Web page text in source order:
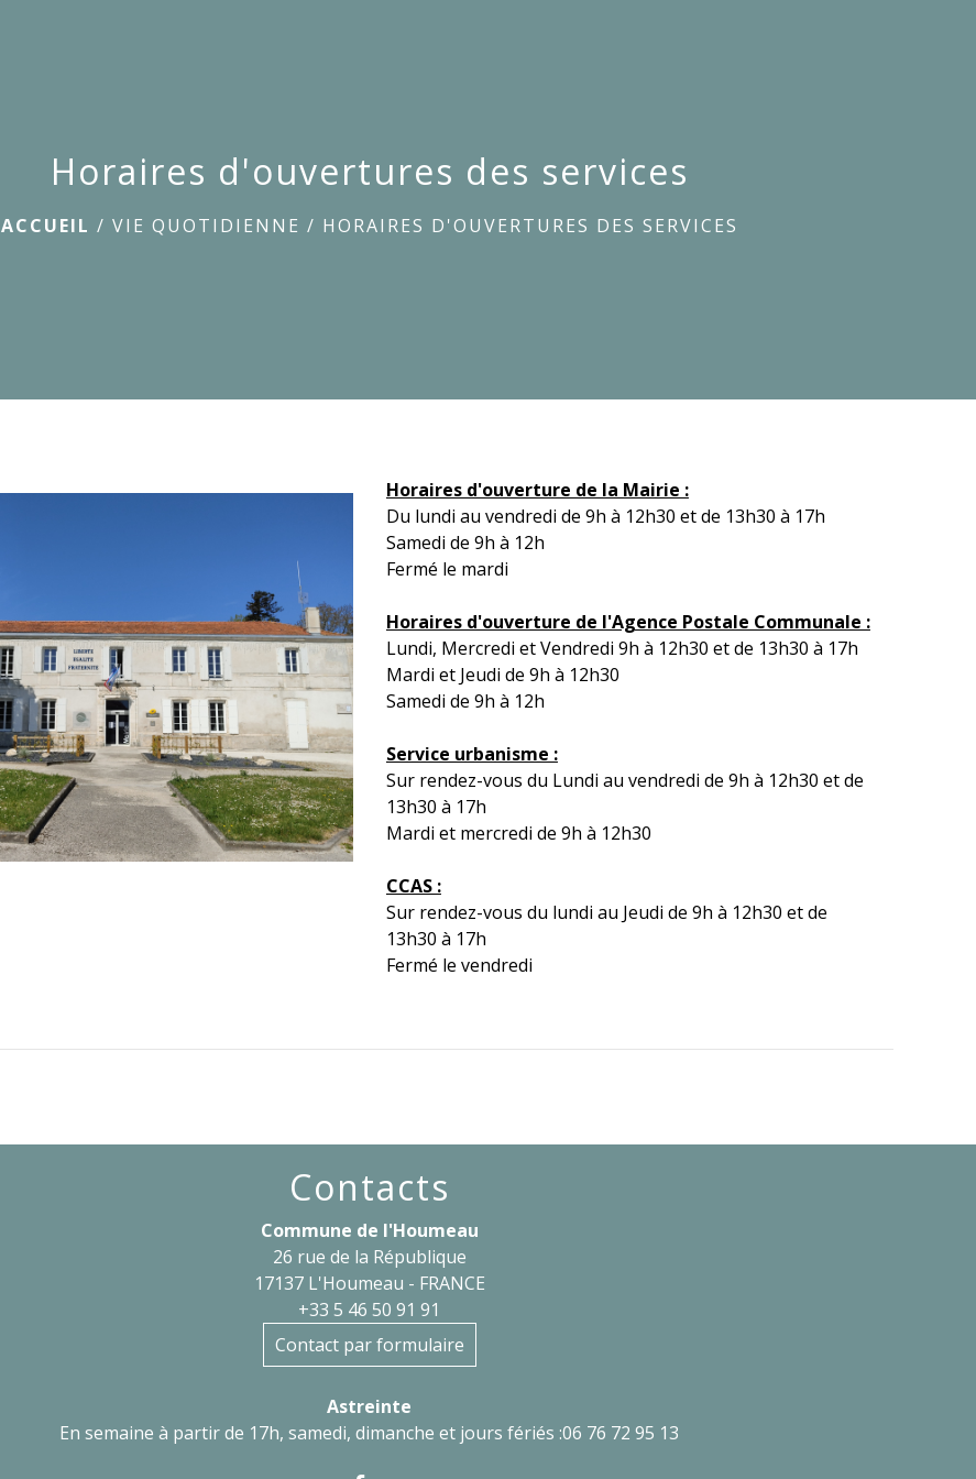
Horaires d'ouvertures des services
ACCUEIL / VIE QUOTIDIENNE / HORAIRES D'OUVERTURES DES SERVICES
Horaires d'ouverture de la Mairie :
Du lundi au vendredi de 9h à 12h30 et de 13h30 à 17h
Samedi de 9h à 12h
Fermé le mardi
Horaires d'ouverture de l'Agence Postale Communale :
Lundi, Mercredi et Vendredi 9h à 12h30 et de 13h30 à 17h
Mardi et Jeudi de 9h à 12h30
Samedi de 9h à 12h
Service urbanisme :
Sur rendez-vous du Lundi au vendredi de 9h à 12h30 et de
13h30 à 17h
Mardi et mercredi de 9h à 12h30
CCAS :
Sur rendez-vous du lundi au Jeudi de 9h à 12h30 et de
13h30 à 17h
Fermé le vendredi
Contacts
Commune de l'Houmeau
26 rue de la République
17137 L'Houmeau - FRANCE
+33 5 46 50 91 91
Contact par formulaire
Astreinte
En semaine à partir de 17h, samedi, dimanche et jours fériés :06 76 72 95 13